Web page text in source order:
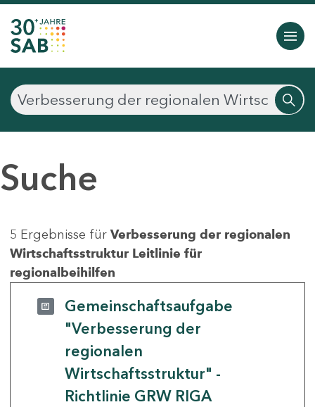
Suche
5 Ergebnisse für Verbesserung der regionalen
Wirtschaftsstruktur Leitlinie für
regionalbeihilfen
Gemeinschaftsaufgabe
"Verbesserung der
regionalen
Wirtschaftsstruktur" -
Richtlinie GRW RIGA